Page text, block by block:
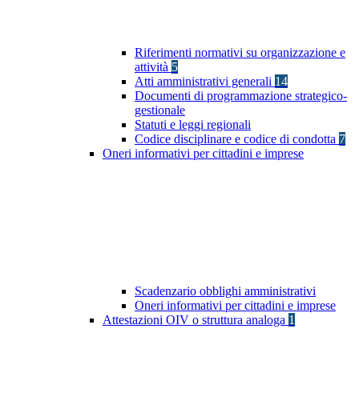
Riferimenti normativi su organizzazione e
attività 5
Atti amministrativi generali 14
Documenti di programmazione strategico-
gestionale
Statuti e leggi regionali
Codice disciplinare e codice di condotta 7
Oneri informativi per cittadini e imprese
Scadenzario obblighi amministrativi
Oneri informativi per cittadini e imprese
Attestazioni OIV o struttura analoga 1